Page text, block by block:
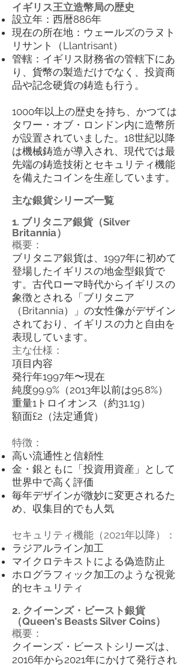
イギリス王立造幣局の歴史
設立年：西暦886年
現在の所在地：ウェールズのラヌト
リサント（Llantrisant）
管轄：イギリス財務省の管轄下にあ
り、貨幣の製造だけでなく、投資商
品や記念硬貨の鋳造も行う。
1000年以上の歴史を持ち、かつては
タワー・オブ・ロンドン内に造幣所
が設置されていました。18世紀以降
は機械鋳造が導入され、現代では最
先端の鋳造技術とセキュリティ機能
を備えたコインを生産しています。
主な銀貨シリーズ一覧
1. ブリタニア銀貨（Silver
Britannia）
概要：
ブリタニア銀貨は、1997年に初めて
登場したイギリスの地金型銀貨で
す。古代ローマ時代からイギリスの
象徴とされる「ブリタニア
（Britannia）」の女性像がデザイン
されており、イギリスの力と自由を
表現しています。
主な仕様：
項目内容
発行年1997年〜現在
純度99.9%（2013年以前は95.8%）
重量1トロイオンス（約31.1g）
額面£2（法定通貨）
特徴：
高い流通性と信頼性
金・銀ともに「投資用資産」として
世界中で高く評価
毎年デザインが微妙に変更されるた
め、収集目的でも人気
セキュリティ機能（2021年以降）：
ラジアルライン加工
マイクロテキストによる偽造防止
ホログラフィック加工のような視覚
的セキュリティ
2. クイーンズ・ビースト銀貨
（Queen's Beasts Silver Coins）
概要：
クイーンズ・ビーストシリーズは、
2016年から2021年にかけて発行され